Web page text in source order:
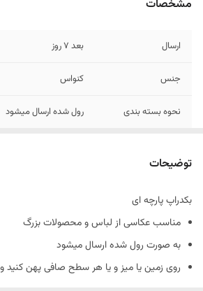
مشخصات
ارسال بعد 7 روز
جنس کنواس
نحوه بسته بندی رول شده ارسال میشود
توضیحات
بکدراپ پارچه ای
مناسب عکاسی از لباس و محصولات بزرگ
به صورت رول شده ارسال میشود
روی زمین یا میز و یا هر سطح صافی پهن کنید و